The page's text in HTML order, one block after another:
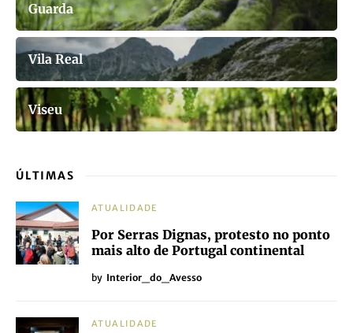
Guarda
Vila Real
Viseu
ÚLTIMAS
ATUALIDADE
Por Serras Dignas, protesto no ponto
mais alto de Portugal continental
by Interior_do_Avesso
ATUALIDADE